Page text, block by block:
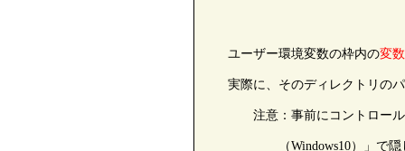
ユーザー環境変数の枠内の変
実際に、そのディレクトリのパ
注意：事前にコントロールパネ
（Windows10）」で隠しフォ